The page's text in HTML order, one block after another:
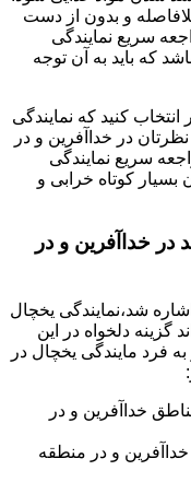
و بدون از دست
سریع نمایندگی
که باید به آن توجه
کنید که نمایندگی
در خداآفرین و در
سریع نمایندگی
کوتاه خرابی و
در خداآفرین و در
شد،نمایندگی یخچال
گزینه دلخواه در این
فرد مایندگی یخچال در
خداآفرین و در
و در منطقه